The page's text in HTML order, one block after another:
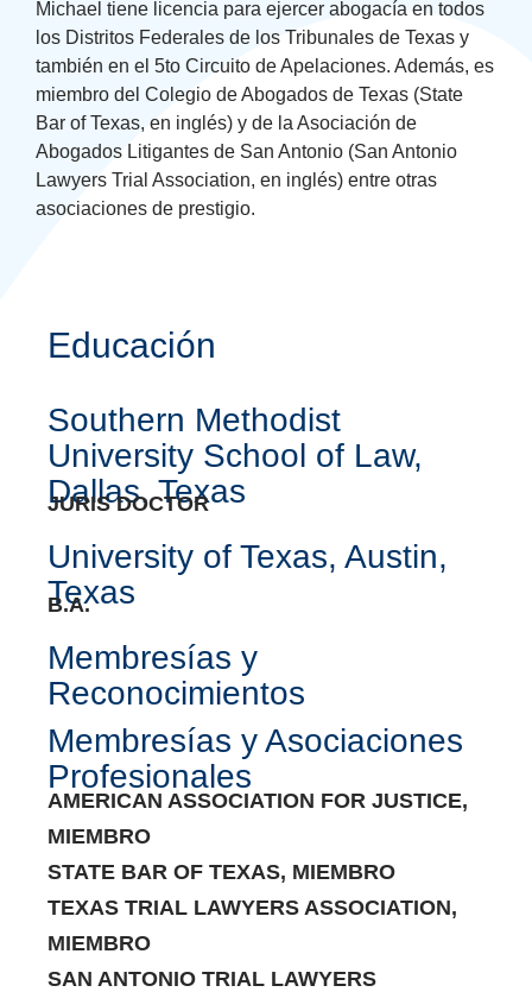
Michael tiene licencia para ejercer abogacía en todos
los Distritos Federales de los Tribunales de Texas y
también en el 5to Circuito de Apelaciones. Además, es
miembro del Colegio de Abogados de Texas (State
Bar of Texas, en inglés) y de la Asociación de
Abogados Litigantes de San Antonio (San Antonio
Lawyers Trial Association, en inglés) entre otras
asociaciones de prestigio.
Educación
Southern Methodist
University School of Law,
Dallas, Texas
JURIS DOCTOR
University of Texas, Austin,
Texas
B.A.
Membresías y
Reconocimientos
Membresías y Asociaciones
Profesionales
AMERICAN ASSOCIATION FOR JUSTICE,
MIEMBRO
STATE BAR OF TEXAS, MIEMBRO
TEXAS TRIAL LAWYERS ASSOCIATION,
MIEMBRO
SAN ANTONIO TRIAL LAWYERS